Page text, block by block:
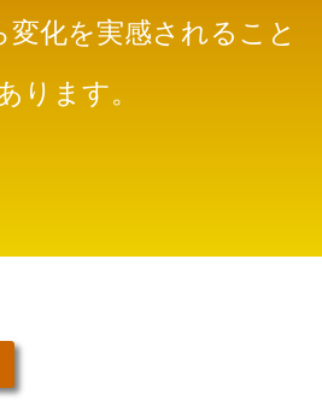
変化を実感されること
ります。